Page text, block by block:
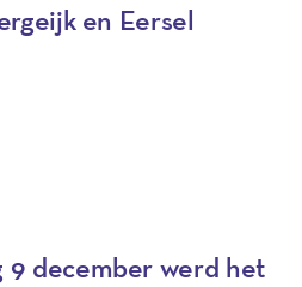
en Eersel
9 december werd het